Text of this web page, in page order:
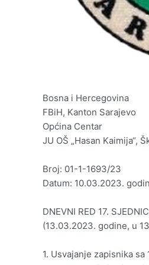
Bosna i Hercegovina
FBiH, Kanton Sarajevo
Općina Centar
JU OŠ „Hasan Kaimija“,
Broj: 01-1-1693/23
Datum: 10.03.2023.
DNEVNI RED 17.
(13.03.2023. godine, u
1. Usvajanje zapisnika